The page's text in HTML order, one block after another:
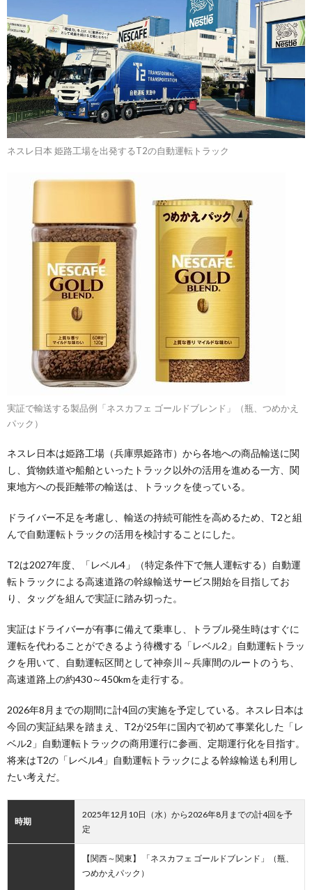
ネスレ日本 姫路工場を出発するT2の自動運転トラック
実証で輸送する製品例「ネスカフェ ゴールドブレンド」（瓶、つめかえ
パック）
ネスレ日本は姫路工場（兵庫県姫路市）から各地への商品輸送に関
し、貨物鉄道や船舶といったトラック以外の活用を進める一方、関
東地方への長距離帯の輸送は、トラックを使っている。
ドライバー不足を考慮し、輸送の持続可能性を高めるため、T2と組
んで自動運転トラックの活用を検討することにした。
T2は2027年度、「レベル4」（特定条件下で無人運転する）自動運
転トラックによる高速道路の幹線輸送サービス開始を目指してお
り、タッグを組んで実証に踏み切った。
実証はドライバーが有事に備えて乗車し、トラブル発生時はすぐに
運転を代わることができるよう待機する「レベル2」自動運転トラッ
クを用いて、自動運転区間として神奈川～兵庫間のルートのうち、
高速道路上の約430～450kmを走行する。
2026年8月までの期間に計4回の実施を予定している。ネスレ日本は
今回の実証結果を踏まえ、T2が25年に国内で初めて事業化した「レ
ベル2」自動運転トラックの商用運行に参画、定期運行化を目指す。
将来はT2の「レベル4」自動運転トラックによる幹線輸送も利用し
たい考えだ。
時期
2025年12月10日（水）から2026年8月までの計4回を予
定
【関西～関東】 「ネスカフェ ゴールドブレンド」（瓶、
つめかえパック）